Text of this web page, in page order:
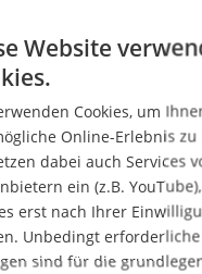
lernen Kinder
Strafrechts kennen.
(z.B. Betrug
Entschuldigung,
sie, warum
unrechtmässig sind –
Handlungen haben
Website
Cookies, um
Online-Erlebnis zu
dabei auch Services
ein (z.B.
erst nach Ihrer
Unbedingt erforderliche
sind für die